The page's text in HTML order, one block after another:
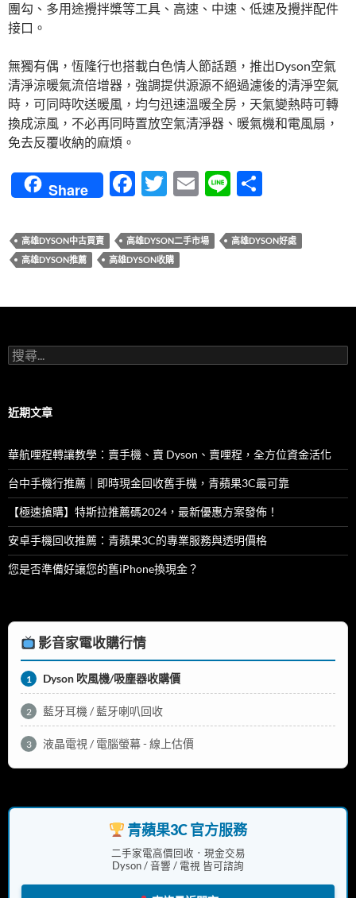
團勾、多用途攪拌槳等工具、高速、中速、低速及攪拌配件
接口。
無獨有偶，恆隆行也搭載白色情人節話題，推出Dyson空氣
清淨涼暖氣流倍增器，強調提供源源不絕過濾後的清淨空氣
時，可同時吹送暖風，均勻迅速溫暖全房，天氣變熱時可轉
換成涼風，不必再同時置放空氣清淨器、暖氣機和電風扇，
免去反覆收納的麻煩。
Share
F
e
b
o
T
itt
er
E
ail
Li
e
高雄DYSON中古買賣 高雄DYSON二手市場
高雄DYSON好處
高雄DYSON推薦
高雄DYSON收購
搜
尋
字:
近期文章
華航哩程轉讓教學：賣手機、賣 Dyson、賣哩程，全方位資金活化
台中手機行推薦｜即時現金回收舊手機，青蘋果3C最可靠
【極速搶購】特斯拉推薦碼2024，最新優惠方案發佈！
安卓手機回收推薦：青蘋果3C的專業服務與透明價格
您是否準備好讓您的舊iPhone換現金？
影音家電收購行情
1 Dyson 吹風機/吸塵器收購價
2 藍牙耳機 / 藍牙喇叭回收
3 液晶電視 / 電腦螢幕 - 線上估價
青蘋果3C 官方服務
二手家電高價回收．現金交易
Dyson / 音響 / 電視 皆可諮詢